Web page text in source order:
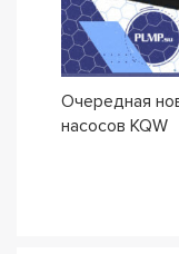
Очередная
насосов KQW